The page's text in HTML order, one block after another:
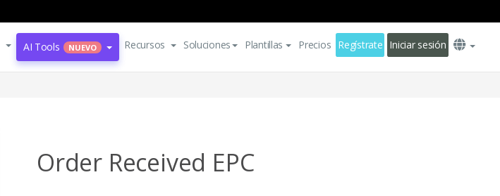
AI Tools NUEVO Recursos Soluciones Plantillas Precios Regístrate Iniciar sesión
Order Received EPC